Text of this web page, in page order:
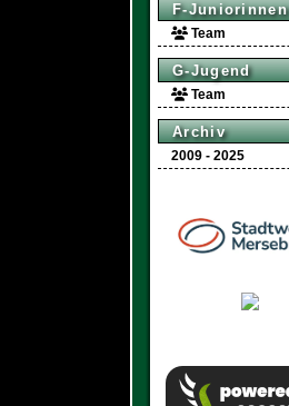
F-Juniorinnen
Team
G-Jugend
Team
Archiv
2009 - 2025